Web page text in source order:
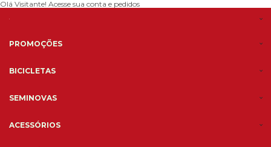
Olá Visitante! Acesse sua conta e pedidos
PROMOÇÕES
BICICLETAS
SEMINOVAS
ACESSÓRIOS